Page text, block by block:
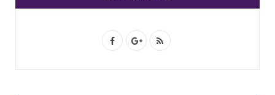
F
G
R